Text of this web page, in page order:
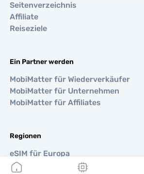
Seitenverzeichnis
Affiliate
Reiseziele
Ein Partner werden
MobiMatter für Wiederverkäufer
MobiMatter für Unternehmen
MobiMatter für Affiliates
Regionen
eSIM für Europa
eSIM für Asien